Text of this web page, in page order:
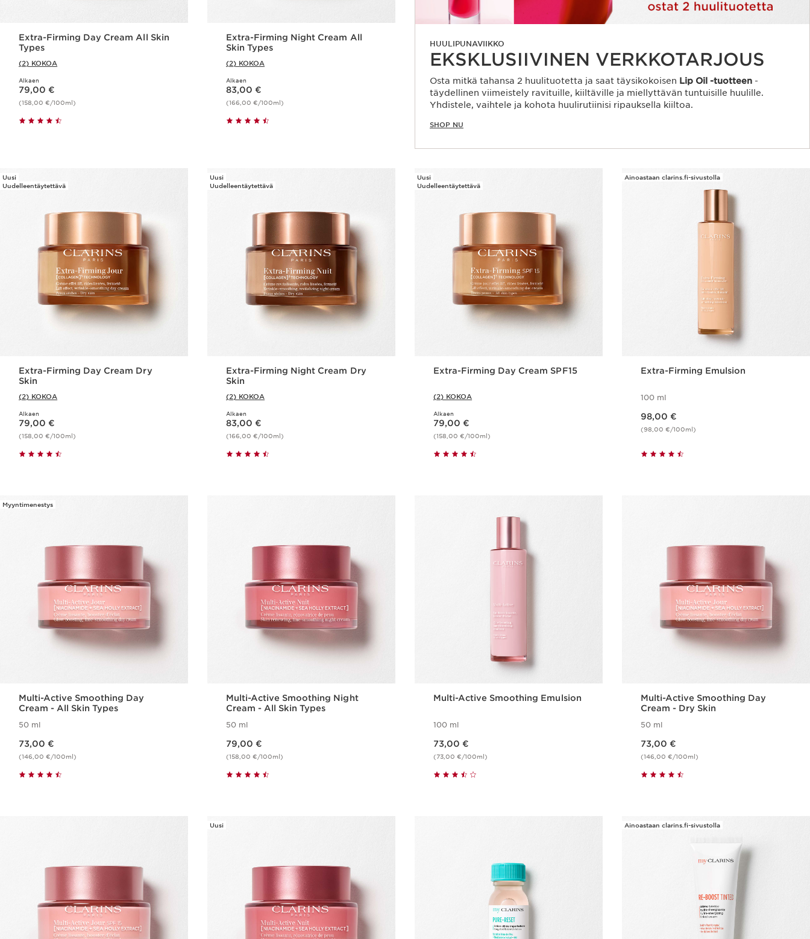
Extra-Firming Day Cream All Skin
Types
(2) KOKOA
Alkaen
Nykyinen hinta 79,00 €
79,00 €
(158,00 €/100ml)
Extra-Firming Night Cream All
Skin Types
(2) KOKOA
Alkaen
Nykyinen hinta 83,00 €
83,00 €
(166,00 €/100ml)
HUULIPUNAVIIKKO
EKSKLUSIIVINEN VERKKOTARJOUS
Osta mitkä tahansa 2 huulituotetta ja saat täysikokoisen Lip Oil -tuotteen -
täydellinen viimeistely ravituille, kiiltäville ja miellyttävän tuntuisille huulille.
Yhdistele, vaihtele ja kohota huulirutiinisi ripauksella kiiltoa.
SHOP NU
Uusi
Uudelleentäytettävä
Extra-Firming Day Cream Dry
Skin
(2) KOKOA
Alkaen
Nykyinen hinta 79,00 €
79,00 €
(158,00 €/100ml)
Uusi
Uudelleentäytettävä
Extra-Firming Night Cream Dry
Skin
(2) KOKOA
Alkaen
Nykyinen hinta 83,00 €
83,00 €
(166,00 €/100ml)
Uusi
Uudelleentäytettävä
Extra-Firming Day Cream SPF15
(2) KOKOA
Alkaen
Nykyinen hinta 79,00 €
79,00 €
(158,00 €/100ml)
Ainoastaan clarins.fi-sivustolla
Extra-Firming Emulsion
100 ml
98,00 €
(98,00 €/100ml)
Myyntimenestys
Multi-Active Smoothing Day
Cream - All Skin Types
50 ml
73,00 €
(146,00 €/100ml)
Multi-Active Smoothing Night
Cream - All Skin Types
50 ml
79,00 €
(158,00 €/100ml)
Multi-Active Smoothing Emulsion
100 ml
73,00 €
(73,00 €/100ml)
Multi-Active Smoothing Day
Cream - Dry Skin
50 ml
73,00 €
(146,00 €/100ml)
Uusi Ainoastaan clarins.fi-sivustolla